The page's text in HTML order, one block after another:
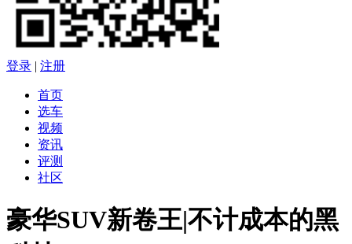
登录 | 注册
首页
选车
视频
资讯
评测
社区
豪华SUV新卷王|不计成本的黑